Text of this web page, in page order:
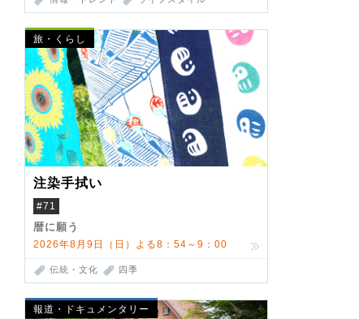
旅・くらし
注染手拭い
#71
暦に願う
2026年8月9日（日）よる8：54～9：00
伝統・文化 四季
報道・ドキュメンタリー